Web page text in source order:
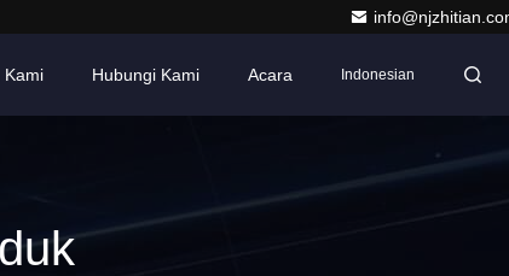
Kami Hubungi Kami Acara Indonesian